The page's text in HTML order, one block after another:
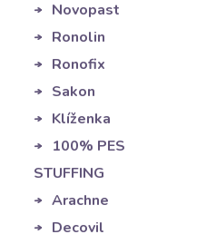
Novopast
Ronolin
Ronofix
Sakon
Klíženka
100% PES
STUFFING
Arachne
Decovil